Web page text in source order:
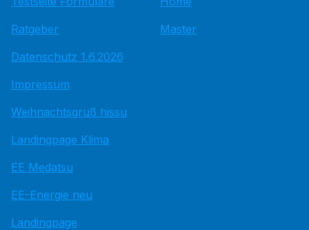
Ratgeber
Datenschutz 1.6.2026
Impressum
Weihnachtsgruß hissu
Landingpage Klima
EE Medatsu
EE-Energie neu
Landingpage
Master